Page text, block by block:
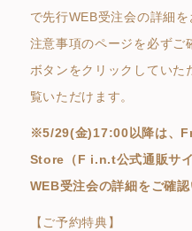
で先行WEB受注会の詳細を
注意事項のページを必ずご
ボタンをクリックしていた
覧いただけます。
※5/29(金)17:00以降は、
Store（F i.n.t公式通販サ
WEB受注会の詳細をご確認
【ご予約特典】